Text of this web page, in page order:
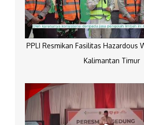
PPLI Resmikan Fasilitas Hazardous
Kalimantan Timur